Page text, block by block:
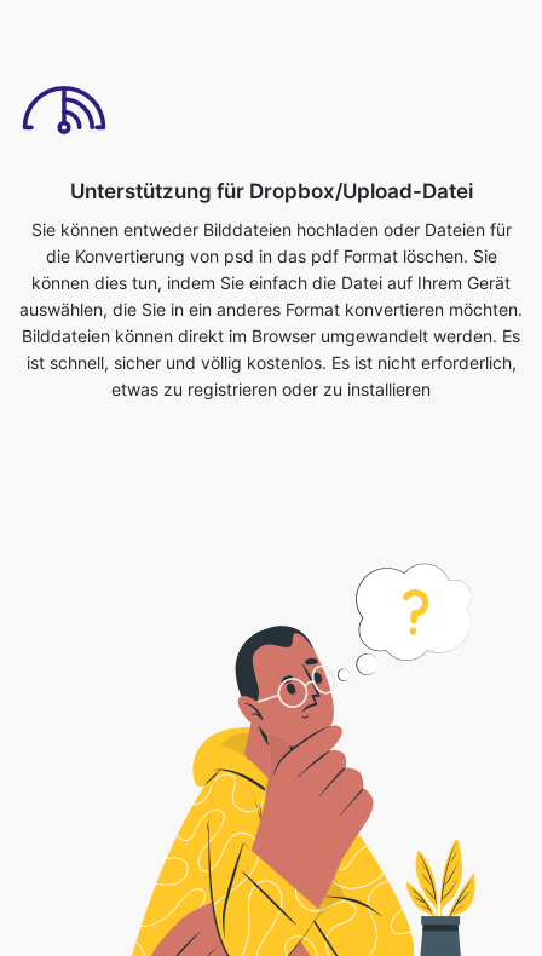
Unterstützung für Dropbox/Upload-Datei
Sie können entweder Bilddateien hochladen oder Dateien für
auswählen, die Sie in ein anderes Format konvertieren möchten.
Bilddateien können direkt im Browser umgewandelt werden. Es
ist schnell, sicher und völlig kostenlos. Es ist nicht erforderlich,
etwas zu registrieren oder zu installieren